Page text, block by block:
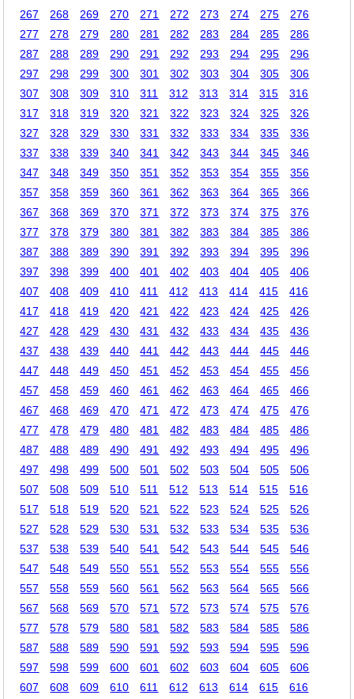
267
268 269 270 271 272 273 274 275
276
277
278 279 280 281 282 283 284 285
286
287
288 289 290 291 292 293 294 295
296
297
298 299 300 301 302 303 304 305
306
307
308 309 310 311 312 313 314 315
316
317
318 319 320 321 322 323 324 325
326
327
328 329 330 331 332 333 334 335
336
337
338 339 340 341 342 343 344 345
346
347
348 349 350 351 352 353 354 355
356
357
358 359 360 361 362 363 364 365
366
367
368 369 370 371 372 373 374 375
376
377
378 379 380 381 382 383 384 385
386
387
388 389 390 391 392 393 394 395
396
397
398 399 400 401 402 403 404 405
406
407
408 409 410 411 412 413 414 415
416
417
418 419 420 421 422 423 424 425
426
427
428 429 430 431 432 433 434 435
436
437
438 439 440 441 442 443 444 445
446
447
448 449 450 451 452 453 454 455
456
457
458 459 460 461 462 463 464 465
466
467
468 469 470 471 472 473 474 475
476
477
478 479 480 481 482 483 484 485
486
487
488 489 490 491 492 493 494 495
496
497
498 499 500 501 502 503 504 505
506
507
508 509 510 511 512 513 514 515
516
517
518 519 520 521 522 523 524 525
526
527
528 529 530 531 532 533 534 535
536
537
538 539 540 541 542 543 544 545
546
547
548 549 550 551 552 553 554 555
556
557
558 559 560 561 562 563 564 565
566
567
568 569 570 571 572 573 574 575
576
577
578 579 580 581 582 583 584 585
586
587
588 589 590 591 592 593 594 595
596
597
598 599 600 601 602 603 604 605
606
607
608 609 610 611 612 613 614 615
616